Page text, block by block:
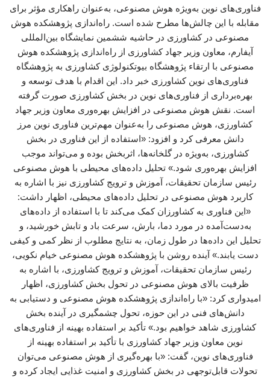
فناوری‌های نوین به‌ویژه هوش مصنوعی، به‌عنوان راهکاری مؤثر برای
مقابله با این چالش‌ها مطرح شده است. راه‌اندازی پژوهشکده هوش
مصنوعی در کشاورزی در حاشیه ششمین نمایشگاه بین‌المللی
آیفارم، معاون وزیر جهاد کشاورزی از راه‌اندازی پژوهشکده هوش
مصنوعی با ارتقاء پژوهشگاه بیوتکنولوژی کشاورزی به پژوهشگاه
فناوری‌های نوین کشاورزی خبر داد. این اقدام با هدف توسعه و
بهره‌برداری از فناوری‌های نوین در بخش کشاورزی صورت گرفته
است. نقش هوش مصنوعی در افزایش بهره‌وری معاون وزیر جهاد
کشاورزی، هوش مصنوعی را به‌عنوان مهم‌ترین فناوری نوین مرز
دانش معرفی کرد و افزود: «استفاده از این فناوری در بخش
کشاورزی، به‌ویژه در گلخانه‌ها، اثربخش بوده و می‌تواند موجب
افزایش بهره‌وری شود.» تحلیل داده‌های محیطی با هوش مصنوعی
رئیس سازمان تحقیقات، آموزش و ترویج کشاورزی نیز با اشاره به
کاربرد هوش مصنوعی در تحلیل داده‌های محیطی، اظهار داشت:
«این فناوری به کشاورزان کمک می‌کند تا با استفاده از داده‌های
به‌دست‌آمده در مورد دما، بارش، سرعت باد و تابش خورشید، و
تحلیل این داده‌ها در طول زمان، به نتایج مطلوب از نظر کمی و کیفی
دست یابند.» آینده روشن با پژوهشکده هوش مصنوعی خیام نکویی،
رئیس سازمان تحقیقات، آموزش و ترویج کشاورزی، با اشاره به
ظرفیت بالای هوش مصنوعی در تحول بخش کشاورزی، اظهار
امیدواری کرد: «با راه‌اندازی پژوهشکده هوش مصنوعی و دستیابی به
دانش‌های فنی در این حوزه، تحول چشمگیری در آینده بخش
کشاورزی شاهد خواهیم بود.» تأکید بر استفاده بهینه از فناوری‌های
نوین معاون وزیر جهاد کشاورزی با تأکید بر استفاده بهینه از
فناوری‌های نوین، گفت: «با بهره‌گیری از هوش مصنوعی می‌توان
تحولات قابل‌توجهی در بخش کشاورزی و امنیت غذایی ایجاد کرده و